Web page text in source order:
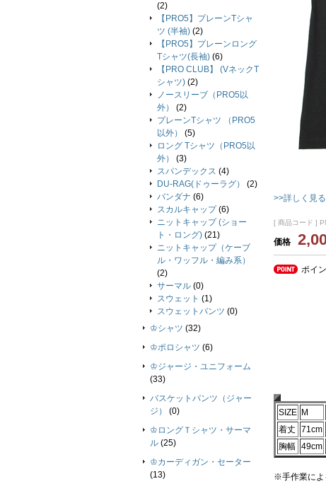
>>詳しく見る
[ 商品コード ]
価格
ポイ
SIZE M
着丈
71cm
胸幅 49cm
※手作業によ
(2)
【PRO5】プレーンTシャ
ツ (半袖) (2)
【PRO5】プレーンロング
Tシャツ(長袖) (6)
【PRO CLUB】 (VネックT
シャツ) (2)
ノースリーブ（PRO5以
外）
(2)
プレーンTシャツ （PRO5
以外）
(5)
ロング Tシャツ（PRO5以
外）
(3)
スパンデックス (4)
DU-RAG(ドゥーラグ）
(2)
バンダナ (6)
スカルキャップ (6)
ニットキャップ (ショー
ト・ロング) (21)
ニットキャップ（ケーブ
ル・ワッフル・編み系）
(2)
サーマル (0)
スウェット (1)
スウェットパンツ (0)
♔シャツ (32)
♔ポロシャツ (6)
♔ジャージ・ユニフォーム
(33)
バスケットパンツ（ジャー
ジ）
(0)
♔ロングＴシャツ・サーマ
ル (25)
♔カーディガン・セーター
(13)